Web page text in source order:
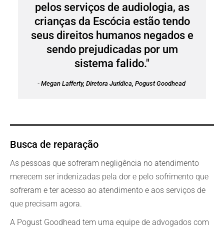
pelos serviços de audiologia, as
crianças da Escócia estão tendo
seus direitos humanos negados e
sendo prejudicadas por um
sistema falido."
- Megan Lafferty, Diretora Jurídica, Pogust Goodhead
Busca de reparação
As pessoas que sofreram negligência no atendimento
merecem ser indenizadas pela dor e pelo sofrimento que
sofreram e ter acesso ao atendimento e aos serviços de
que precisam agora.
A Pogust Goodhead tem uma equipe de advogados com